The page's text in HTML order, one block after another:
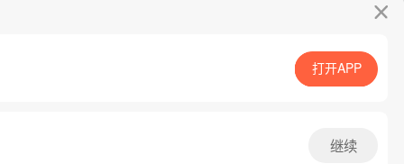
打开APP
继续